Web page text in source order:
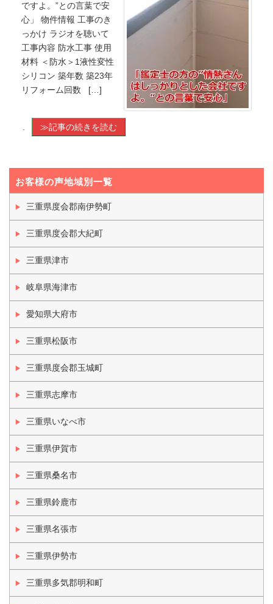
ですよ。”との言葉で安
心」 物件情報 工事のき
っかけ ラジオを聴いて
工事内容 防水工事 使用
材料 ＜防水＞1液性変性
シリコン 築年数 築23年
リフォーム回数 […]
≫記事の続きを読む
お客様の声地域別一覧
三重県度会郡南伊勢町
三重県度会郡大紀町
三重県津市
岐阜県海津市
愛知県大府市
三重県松阪市
三重県度会郡玉城町
三重県志摩市
三重県いなべ市
三重県伊賀市
三重県桑名市
三重県鈴鹿市
三重県名張市
三重県伊勢市
三重県多気郡明和町